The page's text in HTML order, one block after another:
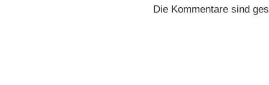
Die Kommentare sind